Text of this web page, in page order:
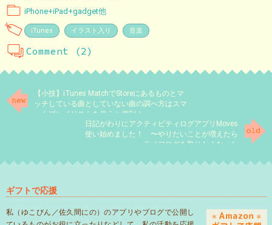
iPhone+iPad+gadget他
iTunes イラスト入り 音楽
Comment (2)
【小技】iTunes MatchでStoreにあるものとマ
ッチしている曲としていない曲の調べ方はスマ
ートプレイリストを使うと便利！
日記がわりにアクティビティログアプリMoves
使い始めました！ 〜やりたいことが増えたら
ライフログを取りたくなった
ギフトで応援
私（ゆこびん／佐久間にの）のアプリやブログで公開し